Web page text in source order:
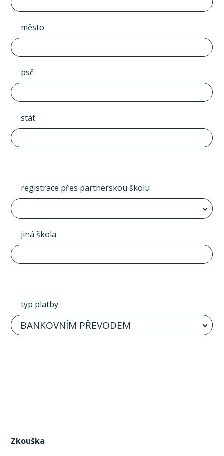
město
psč
stát
registrace přes partnerskou školu
jiná škola
typ platby
BANKOVNÍM PŘEVODEM
Zkouška